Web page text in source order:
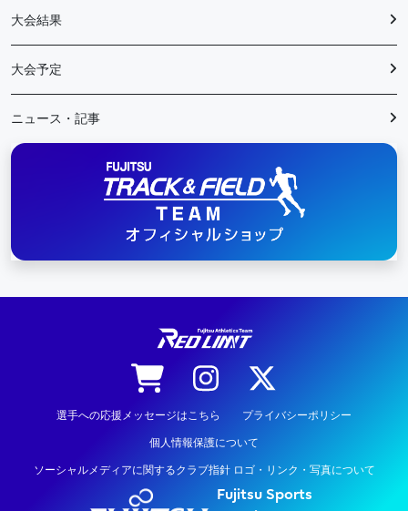
大会結果
大会予定
ニュース・記事
選手への応援メッセージはこちら プライバシーポリシー
個人情報保護について
ソーシャルメディアに関するクラブ指針 ロゴ・リンク・写真について
Fujitsu Sports